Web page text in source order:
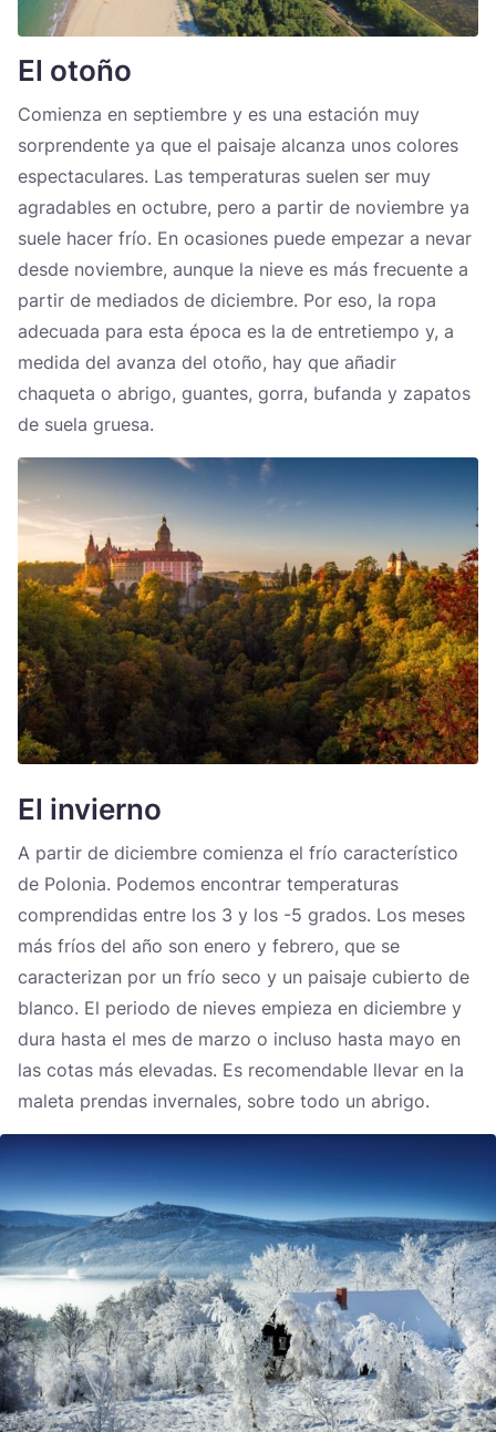
El otoño
Comienza en septiembre y es una estación muy
sorprendente ya que el paisaje alcanza unos colores
espectaculares. Las temperaturas suelen ser muy
agradables en octubre, pero a partir de noviembre ya
suele hacer frío. En ocasiones puede empezar a nevar
desde noviembre, aunque la nieve es más frecuente a
partir de mediados de diciembre. Por eso, la ropa
adecuada para esta época es la de entretiempo y, a
medida del avanza del otoño, hay que añadir
chaqueta o abrigo, guantes, gorra, bufanda y zapatos
de suela gruesa.
El invierno
A partir de diciembre comienza el frío característico
de Polonia. Podemos encontrar temperaturas
comprendidas entre los 3 y los -5 grados. Los meses
más fríos del año son enero y febrero, que se
caracterizan por un frío seco y un paisaje cubierto de
blanco. El periodo de nieves empieza en diciembre y
dura hasta el mes de marzo o incluso hasta mayo en
las cotas más elevadas. Es recomendable llevar en la
maleta prendas invernales, sobre todo un abrigo.